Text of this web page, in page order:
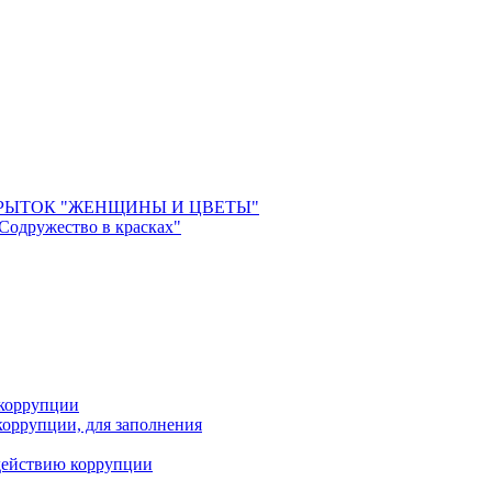
"ЖЕНЩИНЫ И ЦВЕТЫ"
в красках"
для заполнения
коррупции